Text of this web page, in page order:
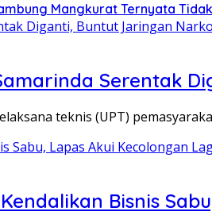
Mangkurat Ternyata
Serentak
teknis (UPT)
Bisnis